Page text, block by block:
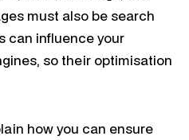
must also be search
can influence your
so their optimisation
how you can ensure